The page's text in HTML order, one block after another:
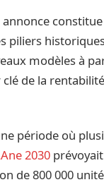
piliers
modèles à
de la
période où
2030
de 800 000